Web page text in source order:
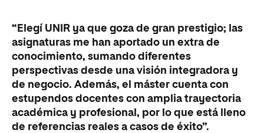
“Elegí UNIR ya que goza de gran prestigio; las
asignaturas me han aportado un extra de
conocimiento, sumando diferentes
perspectivas desde una visión integradora y
de negocio. Además, el máster cuenta con
estupendos docentes con amplia trayectoria
académica y profesional, por lo que está lleno
de referencias reales a casos de éxito”.